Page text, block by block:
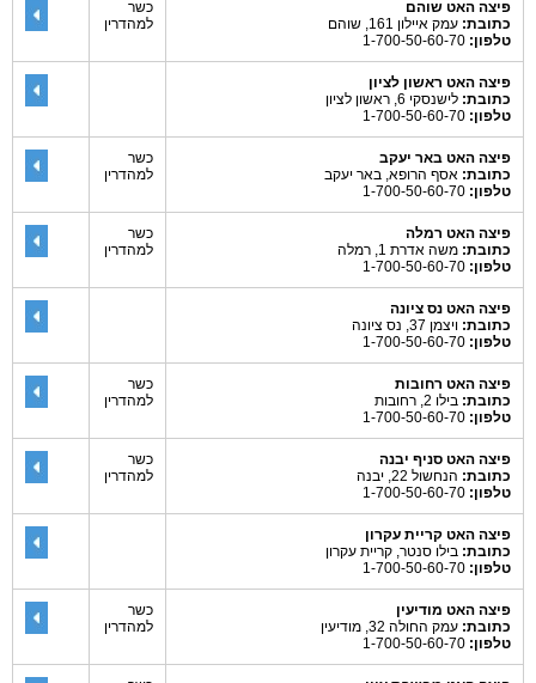
פיצה האט שוהם
כתובת: עמק איילון 161, שוהם
טלפון:
כשר
למהדרין
פיצה האט ראשון לציון
כתובת: לישנסקי 6, ראשון לציון
טלפון:
פיצה האט באר יעקב
כתובת: אסף הרופא, באר יעקב
טלפון:
כשר
למהדרין
פיצה האט רמלה
כתובת: משה אדרת 1, רמלה
טלפון:
כשר
למהדרין
פיצה האט נס ציונה
כתובת: ויצמן 37, נס ציונה
טלפון:
פיצה האט רחובות
כתובת: בילו 2, רחובות
טלפון:
כשר
למהדרין
פיצה האט סניף יבנה
כתובת: הנחשול 22, יבנה
טלפון:
כשר
למהדרין
פיצה האט קריית עקרון
כתובת: בילו סנטר, קריית עקרון
טלפון:
פיצה האט מודיעין
כתובת: עמק החולה 32, מודיעין
טלפון:
כשר
למהדרין